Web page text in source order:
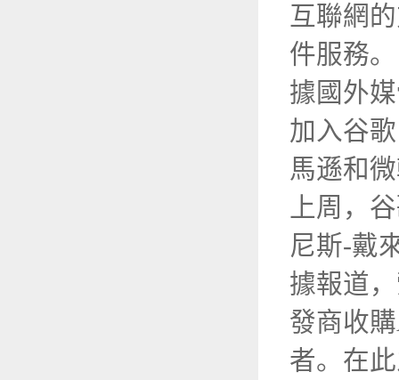
互聯網
件服務。
據國外
加入谷
馬遜和
上周，
尼斯-戴
據報道
發商收
者。在